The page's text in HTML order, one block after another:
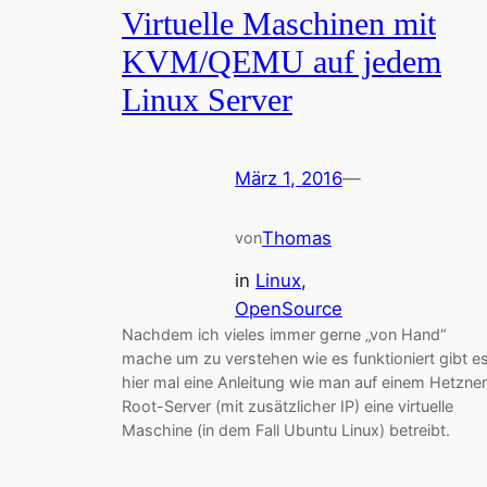
Virtuelle Maschinen mit
KVM/QEMU auf jedem
Linux Server
März 1, 2016—
vonThomas
in Linux
OpenSource
Nachdem ich vieles immer gerne „von Hand“
mache um zu verstehen wie es funktioniert gibt
hier mal eine Anleitung wie man auf einem Hetzner
Root-Server (mit zusätzlicher IP) eine virtuelle
Maschine (in dem Fall Ubuntu Linux) betreibt.